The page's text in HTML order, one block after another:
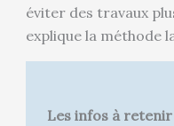
éviter des travaux
explique la méthode
Les infos à retenir